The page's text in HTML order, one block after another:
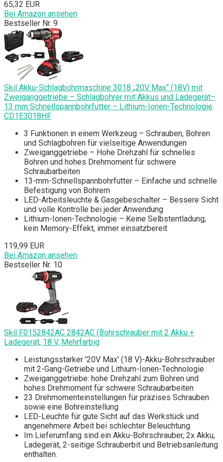
65,32 EUR
Bei Amazon ansehen
Bestseller Nr. 9
Skil Akku-Schlagbohrmaschine 3018 „20V Max“ (18V) mit
Zweiganggetriebe – Schlagbohrer mit Akkus und Ladegerät–
13 mm Schnellspannbohrfutter – Lithium-Ionen-Technologie
CD1E3018HF
3 Funktionen in einem Werkzeug – Schrauben, Bohren
und Schlagbohren für vielseitige Anwendungen
Zweiganggetriebe – Hohe Drehzahl für schnelles
Bohren und hohes Drehmoment für schwere
Schraubarbeiten
13-mm-Schnellspannbohrfutter – Einfache und schnelle
Befestigung von Bohrern
LED-Arbeitsleuchte & Gasgebeschalter – Bessere Sicht
und volle Kontrolle bei jeder Anwendung
Lithium-Ionen-Technologie – Keine Selbstentladung,
kein Memory-Effekt, immer einsatzbereit
119,99 EUR
Bei Amazon ansehen
Bestseller Nr. 10
Skil F0152842AC 2842AC (Bohrschrauber mit 2 Akku +
Ladegerät, 18 V, Mehrfarbig
Leistungsstarker '20V Max' (18 V)-Akku-Bohrschrauber
mit 2-Gang-Getriebe und Lithium-Ionen-Technologie
Zweiganggetriebe: hohe Drehzahl zum Bohren und
hohes Drehmoment für schwere Schraubarbeiten
23 Drehmomenteinstellungen für präzises Schrauben
sowie eine Bohreinstellung
LED-Leuchte für gute Sicht auf das Werkstück und
angenehmere Arbeit bei schlechter Beleuchtung
Im Lieferumfang sind ein Akku-Bohrschrauber, 2x Akku,
Ladegerät, 2-seitige Schrauberbit und Betriebsanleitung
enthalten.